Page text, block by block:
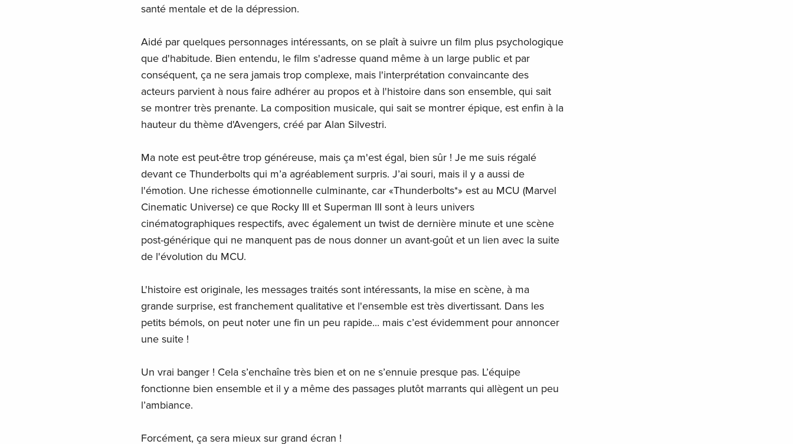
santé mentale et de la dépression.
Aidé par quelques personnages intéressants, on se plaît à suivre un film plus psychologique
que d'habitude. Bien entendu, le film s'adresse quand même à un large public et par
conséquent, ça ne sera jamais trop complexe, mais l'interprétation convaincante des
acteurs parvient à nous faire adhérer au propos et à l'histoire dans son ensemble, qui sait
se montrer très prenante. La composition musicale, qui sait se montrer épique, est enfin à la
hauteur du thème d'Avengers, créé par Alan Silvestri.
Ma note est peut-être trop généreuse, mais ça m'est égal, bien sûr ! Je me suis régalé
devant ce Thunderbolts qui m’a agréablement surpris. J’ai souri, mais il y a aussi de
l'émotion. Une richesse émotionnelle culminante, car «Thunderbolts*» est au MCU (Marvel
Cinematic Universe) ce que Rocky III et Superman III sont à leurs univers
cinématographiques respectifs, avec également un twist de dernière minute et une scène
post-générique qui ne manquent pas de nous donner un avant-goût et un lien avec la suite
de l'évolution du MCU.
L'histoire est originale, les messages traités sont intéressants, la mise en scène, à ma
grande surprise, est franchement qualitative et l'ensemble est très divertissant. Dans les
petits bémols, on peut noter une fin un peu rapide... mais c’est évidemment pour annoncer
une suite !
Un vrai banger ! Cela s’enchaîne très bien et on ne s’ennuie presque pas. L’équipe
fonctionne bien ensemble et il y a même des passages plutôt marrants qui allègent un peu
l’ambiance.
Forcément, ça sera mieux sur grand écran !